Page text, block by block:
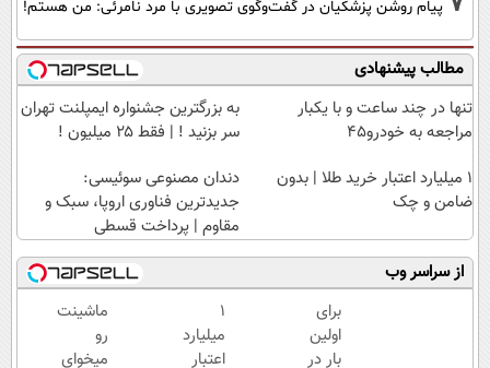
پیام روشن پزشکیان در گفت‌و‌گوی تصویری با مرد نامرئی: من هستم!
مطالب پیشنهادی
تنها در چند ساعت و با یکبار
مراجعه به خودرو45
به بزرگترین جشنواره ایمپلنت تهران
سر بزنید ! | فقط ۲۵ میلیون !
۱ میلیارد اعتبار خرید طلا | بدون
ضامن و چک
دندان مصنوعی سوئیسی:
جدیدترین فناوری اروپا، سبک و
مقاوم | پرداخت قسطی
از سراسر وب
برای
اولین
بار در
۱
میلیارد
اعتبار
ماشینت
رو
میخوای